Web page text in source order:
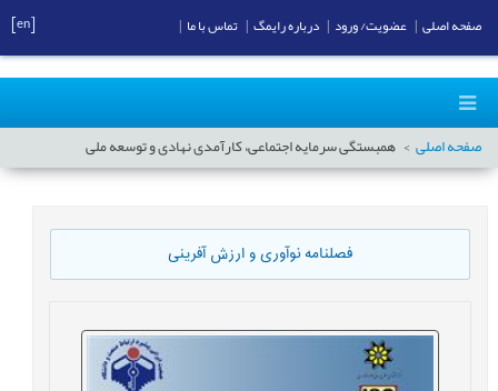
صفحه اصلی همبستگی سرمایه اجتماعی، کارآمدی نهادی و توسعه ملی
فصلنامه نوآوری و ارزش آفرینی
صفحه اصلی عضویت/ ورود درباره رایمگ تماس با ما